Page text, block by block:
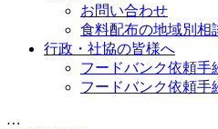
お問い合わせ
食料配布の地域別
行政・社協の皆様へ
フードバンク依頼手
フードバンク依頼手
…